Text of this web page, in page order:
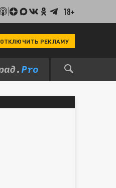
18+
ОТКЛЮЧИТЬ РЕКЛАМУ